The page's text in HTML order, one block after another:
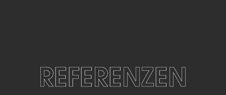
REFERENZEN